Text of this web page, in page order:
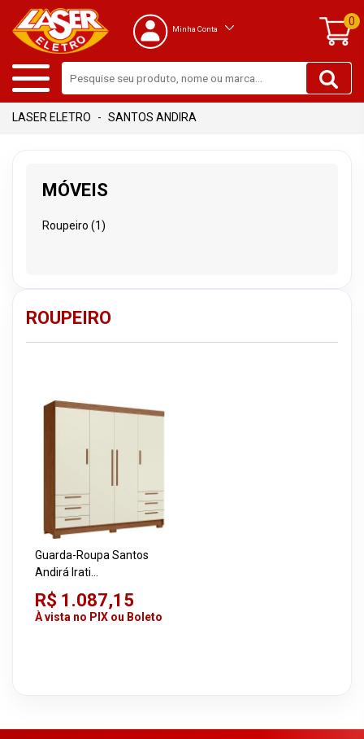
Minha Conta
0
SANTOS ANDIRA
MÓVEIS
Roupeiro (1)
ROUPEIRO
Guarda-Roupa Santos
Andirá Irati
Jequitibá/Areia
R$ 1.087,15
À vista no PIX ou Boleto